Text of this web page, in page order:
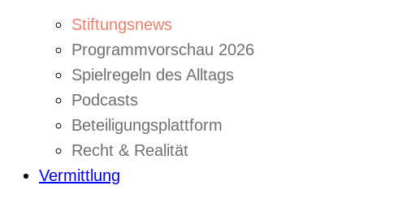
Stiftungsnews
Programmvorschau 2026
Spielregeln des Alltags
Podcasts
Beteiligungsplattform
Recht & Realität
Vermittlung